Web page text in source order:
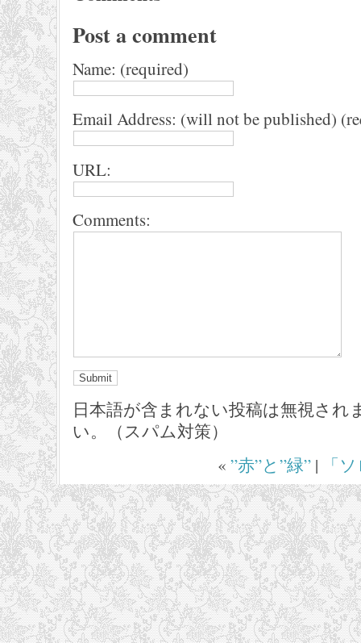
Post a comment
Name: (required)
Email Address: (will not be published)
URL:
Comments:
日本語が含まれない投稿は無視され
い。（スパム対策）
« ”赤”と”緑” | 「